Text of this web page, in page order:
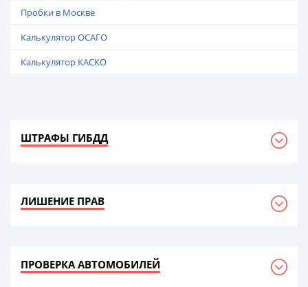
Пробки в Москве
Калькулятор ОСАГО
Калькулятор КАСКО
ШТРАФЫ ГИБДД
ЛИШЕНИЕ ПРАВ
ПРОВЕРКА АВТОМОБИЛЕЙ